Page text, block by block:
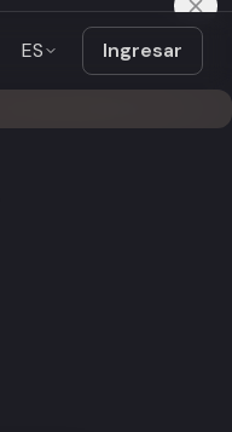
ES Ingresar